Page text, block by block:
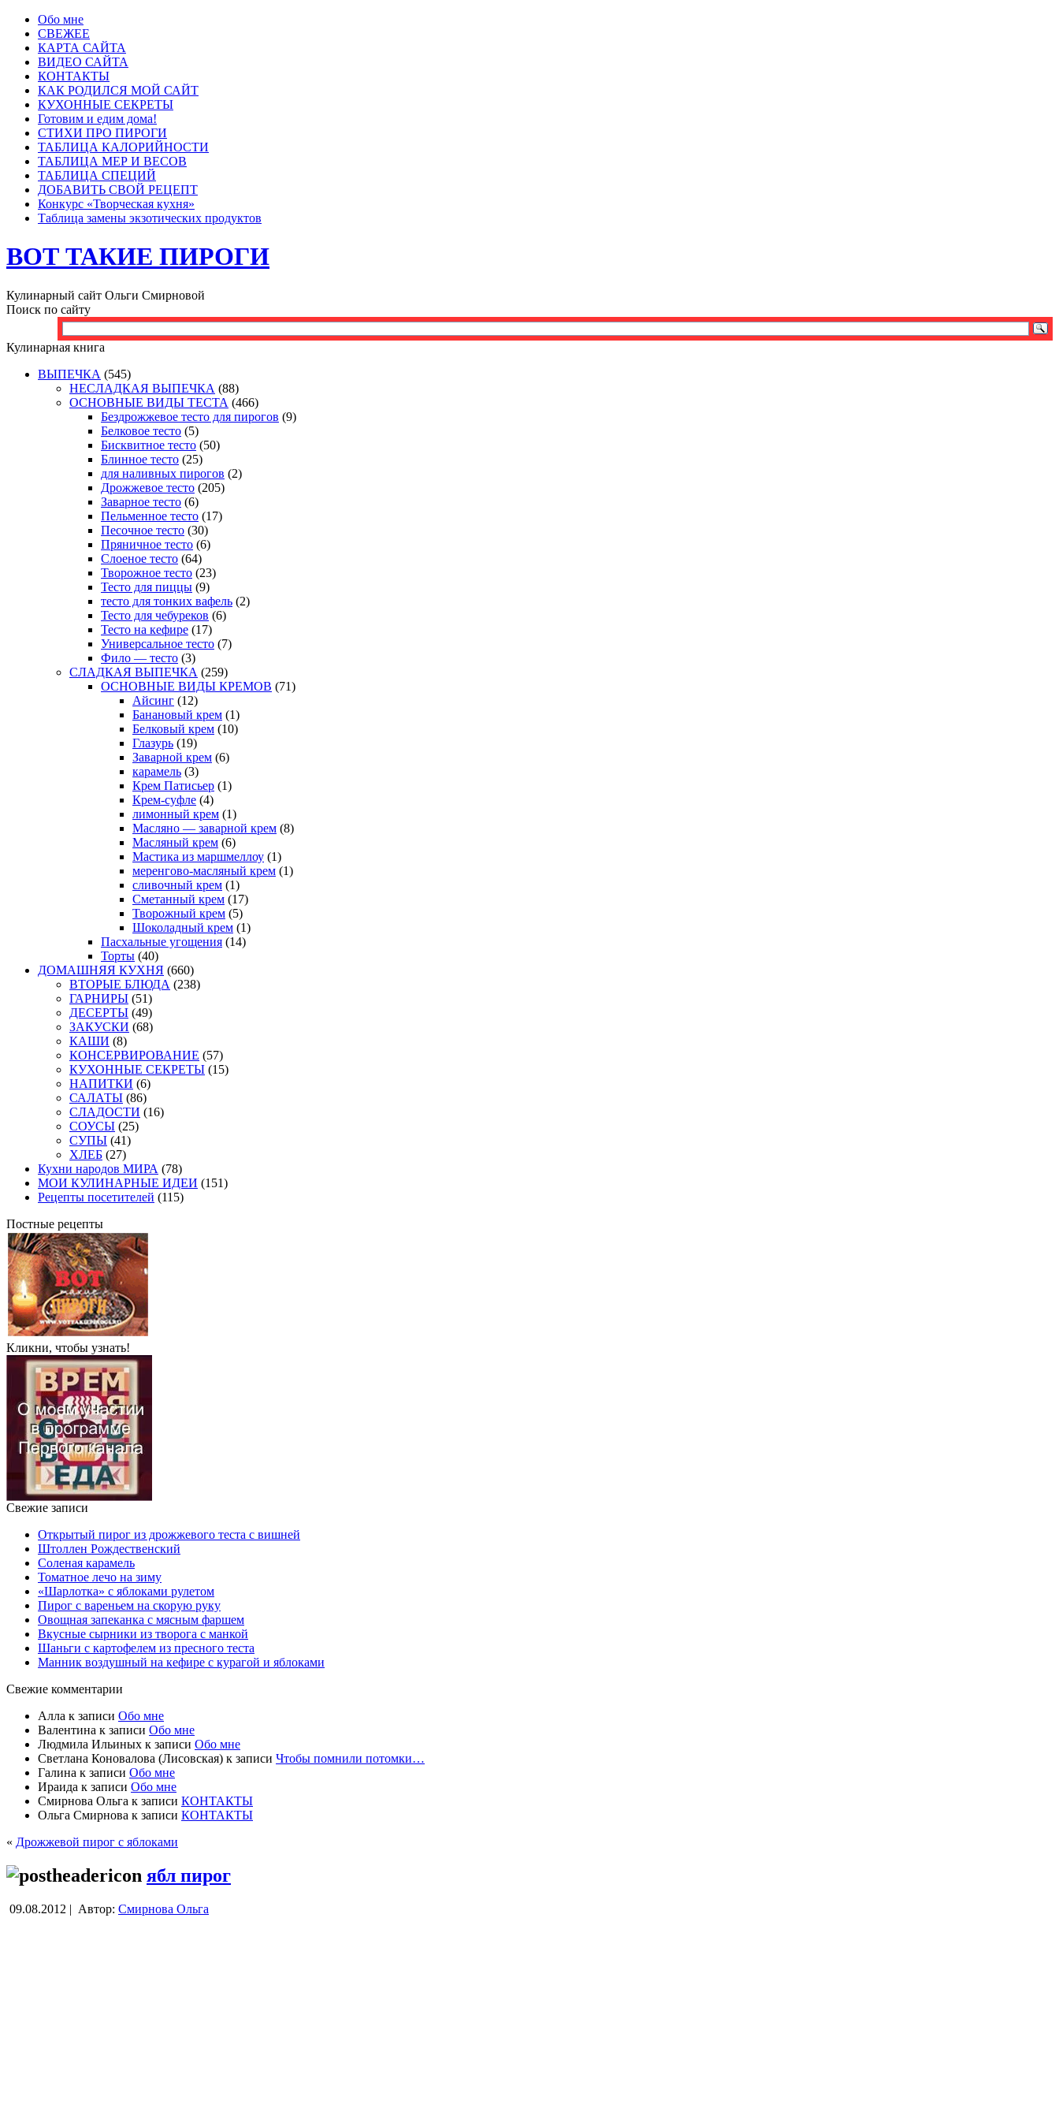
Обо мне
СВЕЖЕЕ
КАРТА САЙТА
ВИДЕО САЙТА
КОНТАКТЫ
КАК РОДИЛСЯ МОЙ САЙТ
КУХОННЫЕ СЕКРЕТЫ
Готовим и едим дома!
СТИХИ ПРО ПИРОГИ
ТАБЛИЦА КАЛОРИЙНОСТИ
ТАБЛИЦА МЕР И ВЕСОВ
ТАБЛИЦА СПЕЦИЙ
ДОБАВИТЬ СВОЙ РЕЦЕПТ
Конкурс «Творческая кухня»
Таблица замены экзотических продуктов
ВОТ ТАКИЕ ПИРОГИ
Кулинарный сайт Ольги Смирновой
Поиск по сайту
Кулинарная книга
ВЫПЕЧКА (545)
НЕСЛАДКАЯ ВЫПЕЧКА (88)
ОСНОВНЫЕ ВИДЫ ТЕСТА (466)
Бездрожжевое тесто для пирогов (9)
Белковое тесто (5)
Бисквитное тесто (50)
Блинное тесто (25)
для наливных пирогов (2)
Дрожжевое тесто (205)
Заварное тесто (6)
Пельменное тесто (17)
Песочное тесто (30)
Пряничное тесто (6)
Слоеное тесто (64)
Творожное тесто (23)
Тесто для пиццы (9)
тесто для тонких вафель (2)
Тесто для чебуреков (6)
Тесто на кефире (17)
Универсальное тесто (7)
Фило — тесто (3)
СЛАДКАЯ ВЫПЕЧКА (259)
ОСНОВНЫЕ ВИДЫ КРЕМОВ (71)
Айсинг (12)
Банановый крем (1)
Белковый крем (10)
Глазурь (19)
Заварной крем (6)
карамель (3)
Крем Патисьер (1)
Крем-суфле (4)
лимонный крем (1)
Масляно — заварной крем (8)
Масляный крем (6)
Мастика из маршмеллоу (1)
меренгово-масляный крем (1)
сливочный крем (1)
Сметанный крем (17)
Творожный крем (5)
Шоколадный крем (1)
Пасхальные угощения (14)
Торты (40)
ДОМАШНЯЯ КУХНЯ (660)
ВТОРЫЕ БЛЮДА (238)
ГАРНИРЫ (51)
ДЕСЕРТЫ (49)
ЗАКУСКИ (68)
КАШИ (8)
КОНСЕРВИРОВАНИЕ (57)
КУХОННЫЕ СЕКРЕТЫ (15)
НАПИТКИ (6)
САЛАТЫ (86)
СЛАДОСТИ (16)
СОУСЫ (25)
СУПЫ (41)
ХЛЕБ (27)
Кухни народов МИРА (78)
МОИ КУЛИНАРНЫЕ ИДЕИ (151)
Рецепты посетителей (115)
Постные рецепты
Кликни, чтобы узнать!
Свежие записи
Открытый пирог из дрожжевого теста с вишней
Штоллен Рождественский
Соленая карамель
Томатное лечо на зиму
«Шарлотка» с яблоками рулетом
Пирог с вареньем на скорую руку
Овощная запеканка с мясным фаршем
Вкусные сырники из творога с манкой
Шаньги с картофелем из пресного теста
Манник воздушный на кефире с курагой и яблоками
Свежие комментарии
Алла к записи Обо мне
Валентина к записи Обо мне
Людмила Ильиных к записи Обо мне
Светлана Коновалова (Лисовская) к записи Чтобы помнили потомки…
Галина к записи Обо мне
Ираида к записи Обо мне
Смирнова Ольга к записи КОНТАКТЫ
Ольга Смирнова к записи КОНТАКТЫ
« Дрожжевой пирог с яблоками
ябл пирог
09.08.2012 | Автор: Смирнова Ольга